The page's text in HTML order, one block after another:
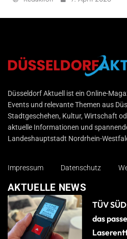
Düsseldorf
Düsseldorf Aktuell ist ein Online-
Events und relevante Themen aus
Stadtgeschehen, Kultur, Wirtschaft
aktuelle Informationen und
Landeshauptstadt Nordrhein-
Impressum Datenschutz
AKTUELLE NEWS
TÜV
das